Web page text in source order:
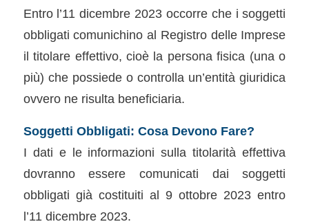
Entro l’11 dicembre 2023 occorre che i soggetti
obbligati comunichino al Registro delle Imprese
il titolare effettivo, cioè la persona fisica (una o
più) che possiede o controlla un’entità giuridica
ovvero ne risulta beneficiaria.
Soggetti Obbligati: Cosa Devono Fare?
I dati e le informazioni sulla titolarità effettiva
dovranno essere comunicati dai soggetti
obbligati già costituiti al 9 ottobre 2023 entro
l’11 dicembre 2023.